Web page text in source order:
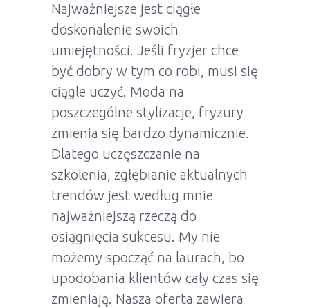
Najważniejsze jest ciągłe
doskonalenie swoich
umiejętności. Jeśli fryzjer chce
być dobry w tym co robi, musi się
ciągle uczyć. Moda na
poszczególne stylizacje, fryzury
zmienia się bardzo dynamicznie.
Dlatego uczęszczanie na
szkolenia, zgłębianie aktualnych
trendów jest według mnie
najważniejszą rzeczą do
osiągnięcia sukcesu. My nie
możemy spocząć na laurach, bo
upodobania klientów cały czas się
zmieniają. Nasza oferta zawiera